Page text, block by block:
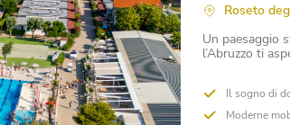
Roseto
Un paesaggio
l’Abruzzo ti
Il sogno di
Moderne